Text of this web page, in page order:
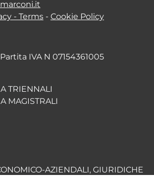
- Terms - Cookie Policy
IVA N 07154361005
TRIENNALI
MAGISTRALI
AZIENDALI, GIURIDICHE